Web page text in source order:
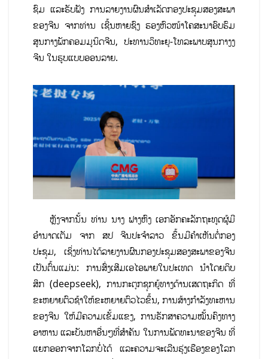
ຊົມ ແລະຮັບຟັງ ການລາຍງານຜົນສໍາເລັດກອງປະຊຸມສອງສະພາ
ຂອງຈີນ ຈາກທ່ານ ເຊີ້ນຫາຍຊົງ ຮອງຫົວໜ້າໂຄສະນາອົບຮົມ
ສູນກາງພັກຄອມມູນິດຈີນ, ປະທານວິທະຍຸ-ໂທລະພາບສູນກາງງ
ຈີນ ໃນຮູບແບບອອນລາຍ.
ຫຼັງຈາກນັ້ນ ທ່ານ ນາງ ຟາງຫົງ ເອກອັກຄະລັກຖະທູດຜູ້ມີ
ອຳນາດເຕັມ ຈາກ ສປ ຈີນປະຈໍາລາວ ຂຶ້ນມີຄໍາເຫັນຕໍ່ກອງ
ປະຊຸມ, ເຊິ່ງທ່ານໄດ້ລາຍງານຜົນກອງປະຊຸມສອງສະພາຂອງຈີນ
ເປັນຕົ້ນແມ່ນ: ການສົ່ງເສີມເອໄອພາຍໃນປະເທດ ນໍາໂດຍດິບ
ສິກ (deepseek), ການກະຕຸກຊຸກຍູ້ທາງດ້ານເສດຖະກິດ ທີ່
ຂະຫຍາຍຕົວຊ້າໃຫ້ຂະຫຍາຍຕົວໄວຂຶ້ນ, ການສ້າງກຳລັງທະຫານ
ຂອງຈີນ ໃຫ້ມີຄວາມເຂັ້ມແຂງ, ການຮັກສາຄວາມໝັ້ນຄົງທາງ
ອາຫານ ແລະບັນຫາອື່ນໆທີ່ສໍາຄັນ ໃນການພັດທະນາຂອງຈີນ ທີ່
ແຍກອອກຈາກໂລກບໍ່ໄດ້ ແລະຄວາມຈະເລີນຮຸ່ງເຮືອງຂອງໂລກ